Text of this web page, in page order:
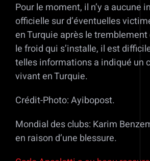
Pour le moment, il n’y a aucune
officielle sur d’éventuelles
en Turquie après le
le froid qui s’installe, il est
telles informations a indiqué un
vivant en Turquie.
Crédit-Photo: Ayibopost.
Mondial des clubs: Karim
en raison d’une blessure.